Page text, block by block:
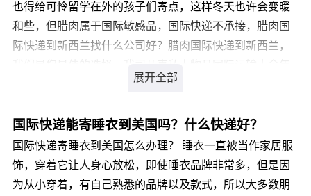
也得给可怜留学在外的孩子们寄点，这样冬天也许会变暖
和些，但腊肉属于国际敏感品，国际快递不承接，腊肉国
际快递到新西兰找什么公司好？腊肉国际快递到新西兰，
经验，针对类似产品我司通常采用私人物品通关渠道办理
国际运输，不受海关相关规定限制，目的国通关率高达
99.9%，关税为零。那么，腊肉国际快递到新西兰价格是
多少呢?
您可以登录我们官方网站 详细了解。
国际快递能寄睡衣到美国吗？什么快递好？
国际快递寄睡衣到美国怎么办理？ 睡衣一直被当作家居服
饰，穿着它让人身心放松，即使睡衣品牌非常多，但是因
为从小穿着，有自己熟悉的品牌以及款式，所以大多数朋